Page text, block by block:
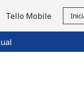
Tello Mobile